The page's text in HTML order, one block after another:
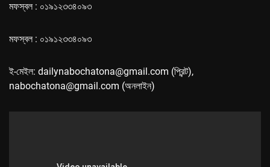
মফস্বল : ০১৯১২৩৩৪০৯৩
মফস্বল : ০১৯১২৩৩৪০৯৩
ই-মেইল: dailynabochatona@gmail.com (প্রিন্ট),
nabochatona@gmail.com (অনলাইন)